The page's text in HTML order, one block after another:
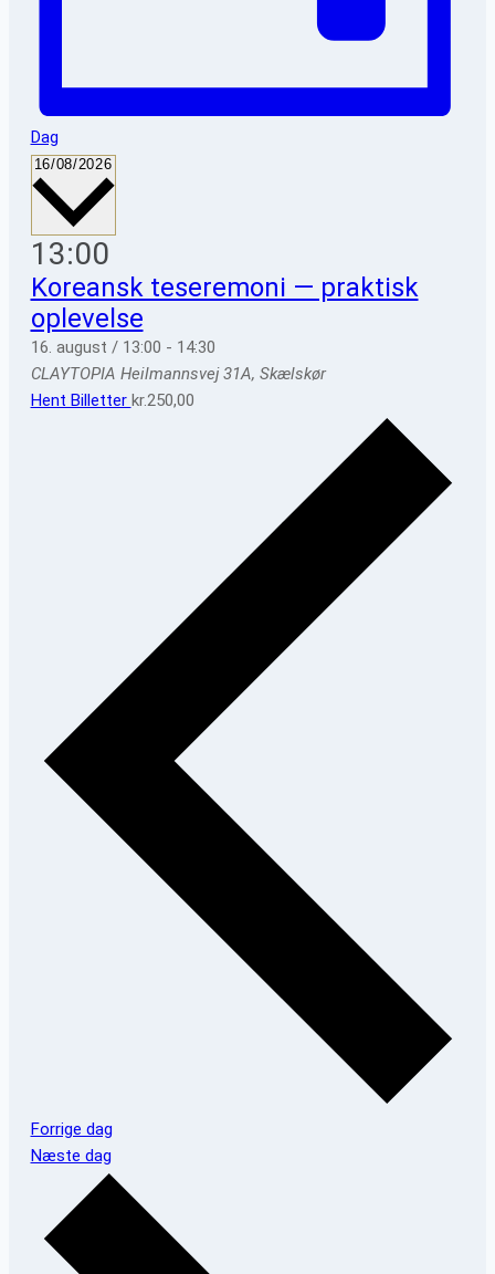
Dag
16/08/2026Vælg
dato.
13:00
Koreansk teseremoni — praktisk
oplevelse
16. august / 13:00 - 14:30
CLAYTOPIA Heilmannsvej 31A, Skælskør
Hent Billetter kr.250,00
Forrige dag
Næste dag